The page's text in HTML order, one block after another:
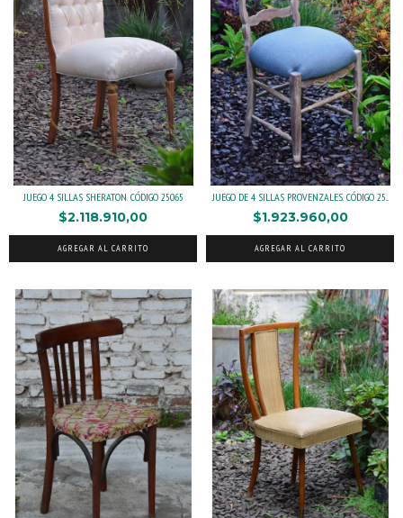
JUEGO 4 SILLAS SHERATON. CÓDIGO 25065
$2.118.910,00
AGREGAR AL CARRITO
JUEGO DE 4 SILLAS PROVENZALES. CÓDIGO 25...
$1.923.960,00
AGREGAR AL CARRITO